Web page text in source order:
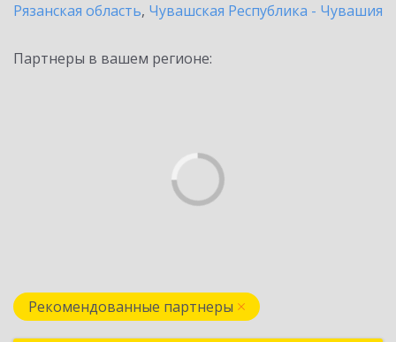
Рязанская область, Чувашская Республика - Чувашия
Партнеры в вашем регионе:
Рекомендованные партнеры